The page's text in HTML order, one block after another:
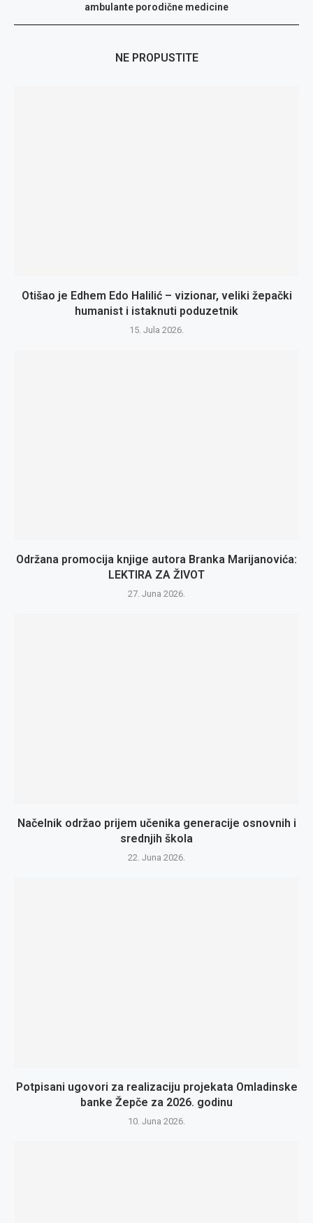
ambulante porodične medicine
NE PROPUSTITE
Otišao je Edhem Edo Halilić – vizionar, veliki žepački
humanist i istaknuti poduzetnik
15. Jula 2026.
Održana promocija knjige autora Branka Marijanovića:
LEKTIRA ZA ŽIVOT
27. Juna 2026.
Načelnik održao prijem učenika generacije osnovnih i
srednjih škola
22. Juna 2026.
Potpisani ugovori za realizaciju projekata Omladinske
banke Žepče za 2026. godinu
10. Juna 2026.